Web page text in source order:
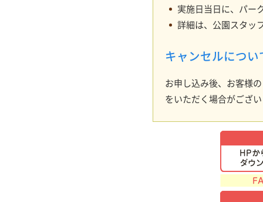
実施日当日に、パー
詳細は、公園スタッ
キャンセルについ
お申し込み後、お客様
をいただく場合がござ